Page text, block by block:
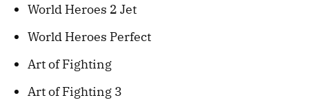
World Heroes 2 Jet
World Heroes Perfect
Art of Fighting
Art of Fighting 3